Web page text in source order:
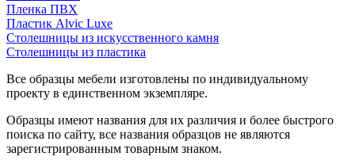
Пленка ПВХ
Пластик Alvic Luxe
Столешницы из искусственного камня
Столешницы из пластика
Все образцы мебели изготовлены по индивидуальному
проекту в единственном экземпляре.
Образцы имеют названия для их различия и более быстрого
поиска по сайту, все названия образцов не являются
зарегистрированным товарным знаком.